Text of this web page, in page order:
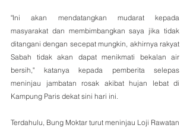
"Ini akan mendatangkan mudarat kepada
masyarakat dan membimbangkan saya jika tidak
ditangani dengan secepat mungkin, akhirnya rakyat
Sabah tidak akan dapat menikmati bekalan air
bersih," katanya kepada pemberita selepas
meninjau jambatan rosak akibat hujan lebat di
Kampung Paris dekat sini hari ini.
Terdahulu, Bung Moktar turut meninjau Loji Rawatan